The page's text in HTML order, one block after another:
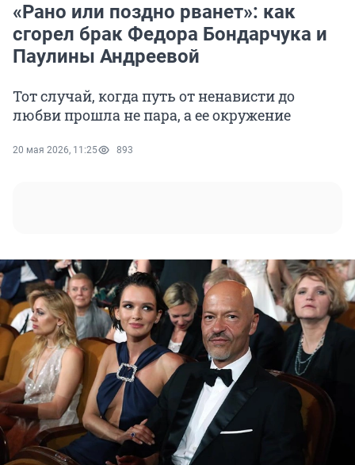
«Рано или поздно рванет»: как
сгорел брак Федора Бондарчука и
Паулины Андреевой
Тот случай, когда путь от ненависти до
любви прошла не пара, а ее окружение
20 мая 2026, 11:25 893